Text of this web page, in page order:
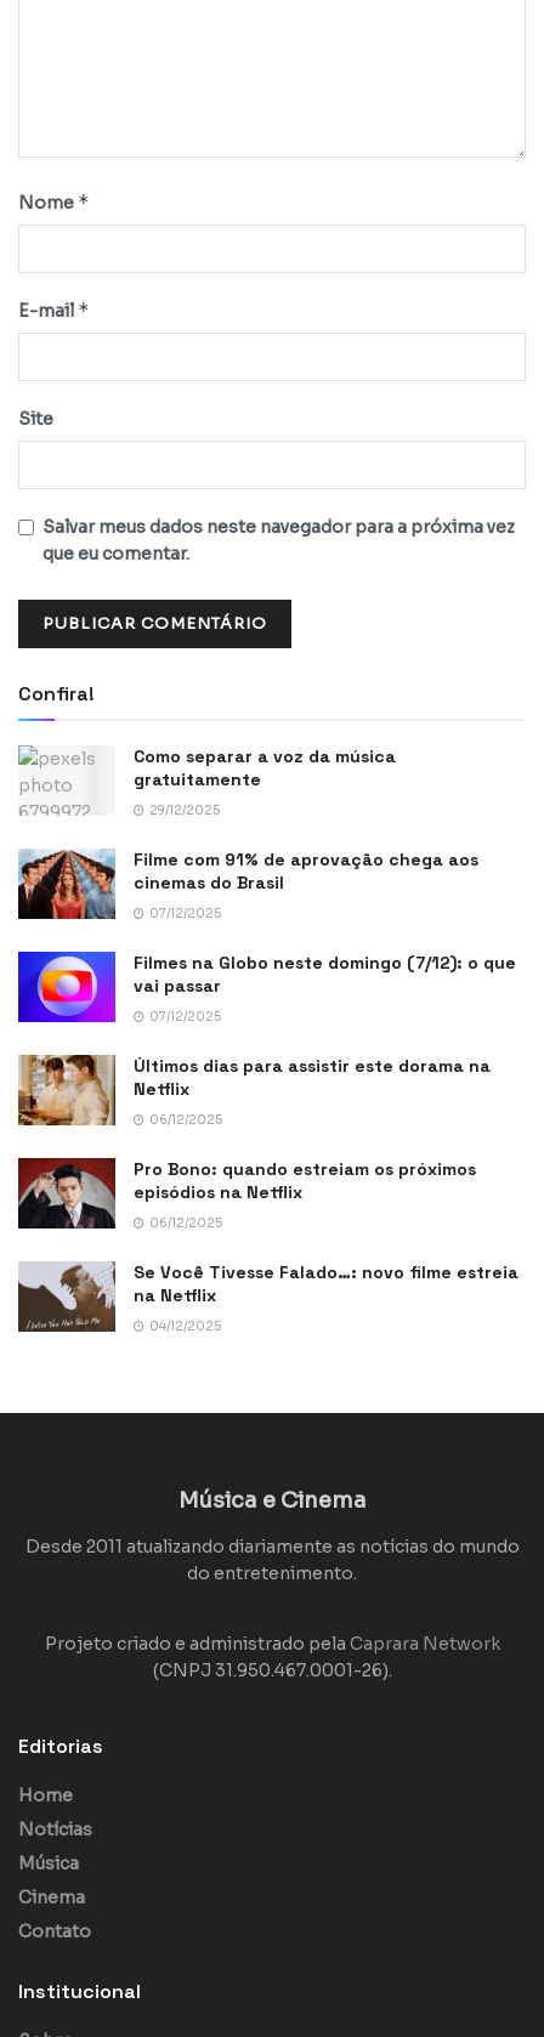
Nome *
E-mail *
Site
Salvar meus dados neste navegador para a próxima vez
que eu comentar.
Confira!
Como separar a voz da música
gratuitamente
29/12/2025
Filme com 91% de aprovação chega aos
cinemas do Brasil
07/12/2025
Filmes na Globo neste domingo (7/12): o que
vai passar
07/12/2025
Últimos dias para assistir este dorama na
Netflix
06/12/2025
Pro Bono: quando estreiam os próximos
episódios na Netflix
06/12/2025
Se Você Tivesse Falado…: novo filme estreia
na Netflix
04/12/2025
Música e Cinema
Desde 2011 atualizando diariamente as notícias do mundo
do entretenimento.
Projeto criado e administrado pela Caprara Network
(CNPJ 31.950.467.0001-26).
Editorias
Home
Notícias
Música
Cinema
Contato
Institucional